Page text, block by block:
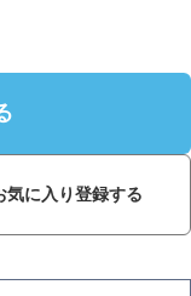
気に入り登録する